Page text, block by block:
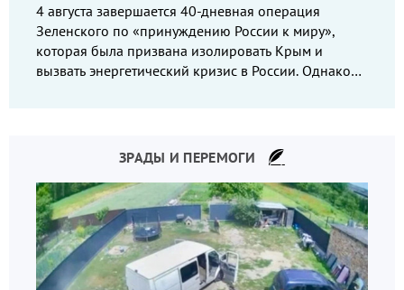
4 августа завершается 40-дневная операция
Зеленского по «принуждению России к миру»,
которая была призвана изолировать Крым и
вызвать энергетический кризис в России. Однако
ЗРАДЫ И ПЕРЕМОГИ